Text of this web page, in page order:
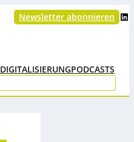
Newsletter abonnieren LinkedIn
DIGITALISIERUNGPODCASTS